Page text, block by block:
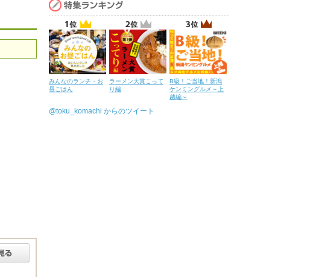
みんなのランチ・お
昼ごはん
ラーメン大賞こって
り編
B級！ご当地！新潟
ケンミングルメ～上
越編～
@toku_komachi からのツイート